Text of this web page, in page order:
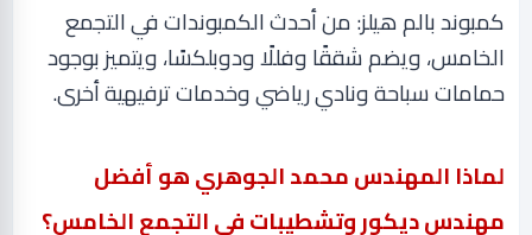
كمبوند بالم هيلز: من أحدث الكمبوندات في التجمع
الخامس، ويضم شققًا وفللًا ودوبلكسًا، ويتميز بوجود
حمامات سباحة ونادي رياضي وخدمات ترفيهية أخرى.
لماذا المهندس محمد الجوهري هو أفضل
مهندس ديكور وتشطيبات في التجمع الخامس؟